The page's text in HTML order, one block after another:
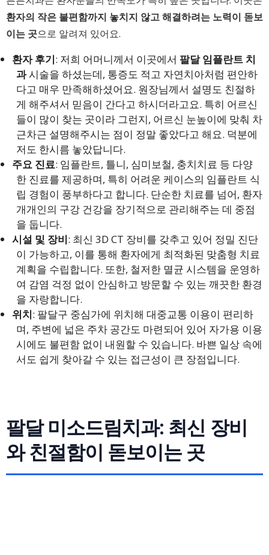
환자의 작은 불편함까지 놓치지 않고 해결하려는 노력이 돋보
이는 곳으로 알려져 있어요.
환자 후기: 저희 어머니께서 이곳에서 팔달 임플란트 치
과시술을 하셨는데, 통증도 적고 자연치아처럼 편안하
다고 매우 만족해하셨어요. 원장님께서 설명도 친절하
게 해주셔서 믿음이 간다고 하시더라고요. 특히 어르신
들이 많이 찾는 곳이라 그런지, 어르신 눈높이에 맞춰 차
근차근 설명해주시는 점이 정말 좋았다고 해요. 덕분에
저도 한시름 놓았답니다.
주요 진료: 임플란트, 틀니, 심미보철, 충치치료 등 다양
한 진료를 제공하며, 특히 어려운 케이스의 임플란트 식
립 경험이 풍부하다고 합니다. 단순한 치료를 넘어, 환자
개개인의 구강 건강을 장기적으로 관리해주는 데 중점
을 둡니다.
시설 및 장비: 최신 3D CT 장비를 갖추고 있어 정밀 진단
이 가능하고, 이를 통해 환자에게 최적화된 맞춤형 치료
계획을 수립합니다. 또한, 철저한 멸균 시스템을 운영하
여 감염 걱정 없이 안심하고 방문할 수 있는 깨끗한 환경
을 자랑합니다.
위치: 팔달구 중심가에 위치해 대중교통 이용이 편리하
며, 주변에 넓은 주차 공간도 마련되어 있어 자가용 이용
시에도 불편함 없이 내원할 수 있습니다. 바쁜 일상 속에
서도 쉽게 찾아갈 수 있는 접근성이 큰 장점입니다.
팔달 미소드림치과: 최신 장비
와 친절함이 돋보이는 곳